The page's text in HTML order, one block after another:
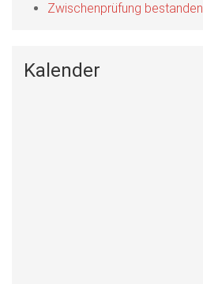
Zwischenprüfung bestanden
Kalender